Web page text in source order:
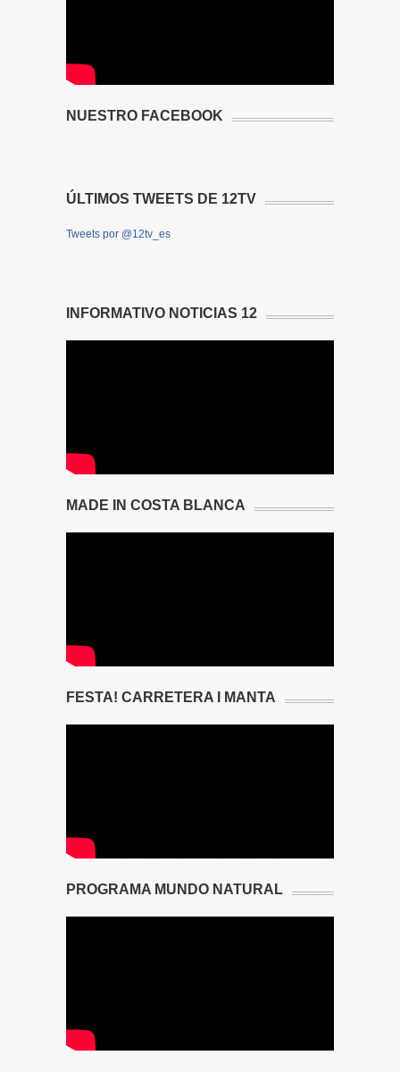
NUESTRO FACEBOOK
ÚLTIMOS TWEETS DE 12TV
Tweets por @12tv_es
INFORMATIVO NOTICIAS 12
MADE IN COSTA BLANCA
FESTA! CARRETERA I MANTA
PROGRAMA MUNDO NATURAL